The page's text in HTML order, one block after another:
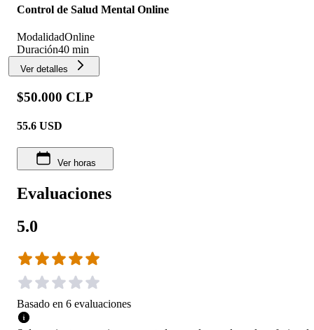
Control de Salud Mental Online
ModalidadOnline
Duración40 min
Ver detalles
$50.000 CLP
55.6 USD
Ver horas
Evaluaciones
5.0
Basado en 6 evaluaciones